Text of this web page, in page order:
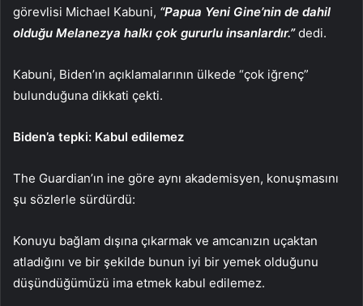
görevlisi Michael Kabuni, “Papua Yeni Gine’nin de dahil
olduğu Melanezya halkı çok gururlu insanlardır.”dedi.
Kabuni, Biden’ın açıklamalarının ülkede “çok iğrenç”
bulunduğuna dikkati çekti.
Biden’a tepki: Kabul edilemez
The Guardian’ın ine göre aynı akademisyen, konuşmasını
şu sözlerle sürdürdü:
Konuyu bağlam dışına çıkarmak ve amcanızın uçaktan
atladığını ve bir şekilde bunun iyi bir yemek olduğunu
düşündüğümüzü ima etmek kabul edilemez.